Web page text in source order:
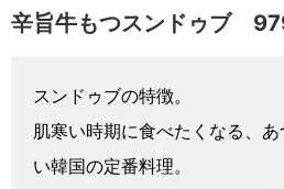
辛旨牛もつスンドゥブ
スンドゥブの特徴。
肌寒い時期に食べたくなる、
い韓国の定番料理。